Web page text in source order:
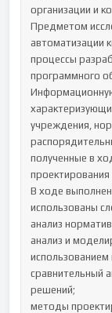
организации и
Предметом
автоматизации
процессы
программного
учреждения,
полученные в
В ходе
использованы
анализ
анализ и
использованием
сравнительный
решений;
методы